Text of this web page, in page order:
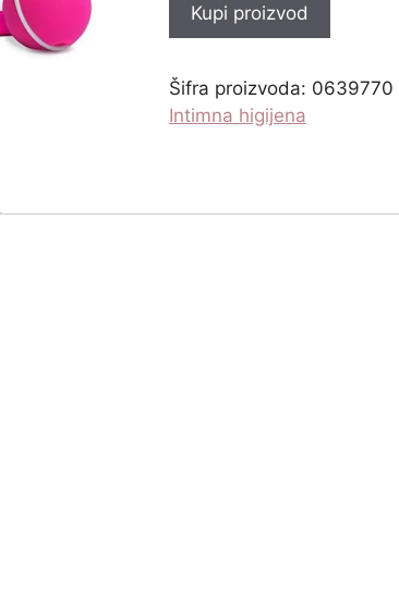
Kupi proizvod
Šifra proizvoda: 0639770
Intimna higijena